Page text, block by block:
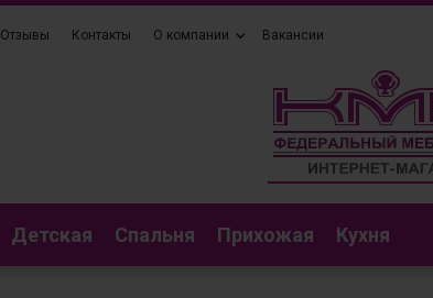
Отзывы Контакты О компании Вакансии
Детская Спальня Прихожая Кухня